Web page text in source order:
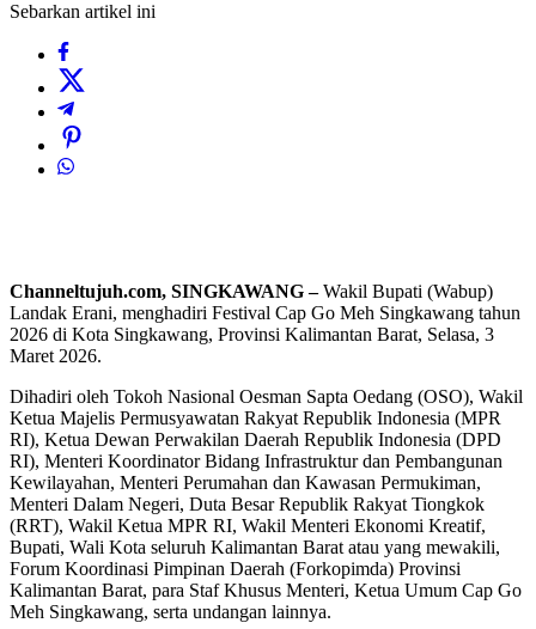
Sebarkan artikel ini
Channeltujuh.com, SINGKAWANG –Wakil Bupati (Wabup)
Landak Erani, menghadiri Festival Cap Go Meh Singkawang tahun
2026 di Kota Singkawang, Provinsi Kalimantan Barat, Selasa, 3
Maret 2026.
Dihadiri oleh Tokoh Nasional Oesman Sapta Oedang (OSO), Wakil
Ketua Majelis Permusyawatan Rakyat Republik Indonesia (MPR
RI), Ketua Dewan Perwakilan Daerah Republik Indonesia (DPD
RI), Menteri Koordinator Bidang Infrastruktur dan Pembangunan
Kewilayahan, Menteri Perumahan dan Kawasan Permukiman,
Menteri Dalam Negeri, Duta Besar Republik Rakyat Tiongkok
(RRT), Wakil Ketua MPR RI, Wakil Menteri Ekonomi Kreatif,
Bupati, Wali Kota seluruh Kalimantan Barat atau yang mewakili,
Forum Koordinasi Pimpinan Daerah (Forkopimda) Provinsi
Kalimantan Barat, para Staf Khusus Menteri, Ketua Umum Cap Go
Meh Singkawang, serta undangan lainnya.